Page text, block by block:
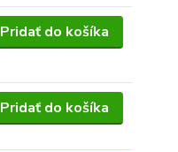
Pridať do košíka
Pridať do košíka